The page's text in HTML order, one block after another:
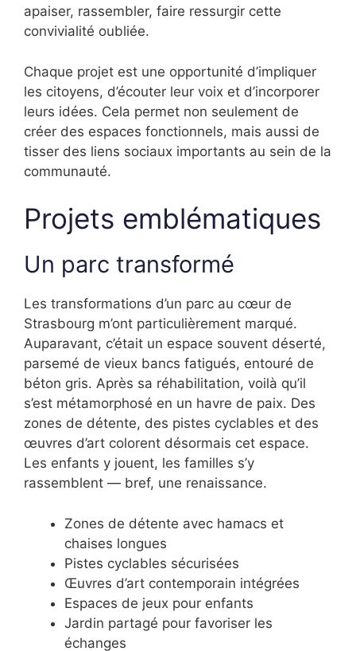
apaiser, rassembler, faire ressurgir cette
convivialité oubliée.
Chaque projet est une opportunité d’impliquer
les citoyens, d’écouter leur voix et d’incorporer
leurs idées. Cela permet non seulement de
créer des espaces fonctionnels, mais aussi de
tisser des liens sociaux importants au sein de la
communauté.
Projets emblématiques
Un parc transformé
Les transformations d’un parc au cœur de
Strasbourg m’ont particulièrement marqué.
Auparavant, c’était un espace souvent déserté,
parsemé de vieux bancs fatigués, entouré de
béton gris. Après sa réhabilitation, voilà qu’il
s’est métamorphosé en un havre de paix. Des
zones de détente, des pistes cyclables et des
œuvres d’art colorent désormais cet espace.
Les enfants y jouent, les familles s’y
rassemblent — bref, une renaissance.
Zones de détente avec hamacs et
chaises longues
Pistes cyclables sécurisées
Œuvres d’art contemporain intégrées
Espaces de jeux pour enfants
Jardin partagé pour favoriser les
échanges